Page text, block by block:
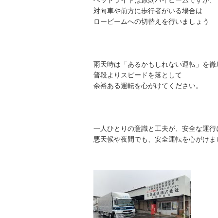
対向車や前方に歩行者がいる場合は
ロービームへの切替えを行いましょう
雨天時は「あるかもしれない運転」を徹
普段よりスピードを落として
余裕ある運転を心がけてください。
一人ひとりの意識と工夫が、安全な運行
悪天候や夜間でも、安全運転を心がけま